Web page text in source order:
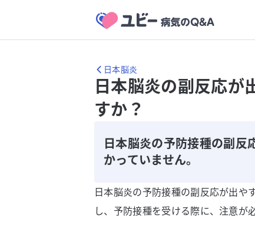
日本脳炎
日本脳炎の副反応が
すか？
日本脳炎の予防接種の副反
かっていません。
日本脳炎の予防接種の副反応が出や
し、予防接種を受ける際に、注意が